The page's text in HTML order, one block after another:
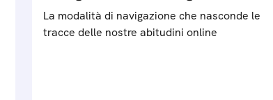
La modalità di navigazione che nasconde le
tracce delle nostre abitudini online